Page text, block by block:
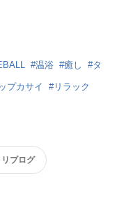
#温浴 #癒し #タ
プカサイ #リラック
リブログ